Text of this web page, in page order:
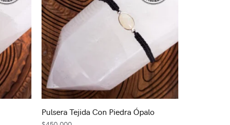
Pulsera Tejida Con Piedra Ópalo